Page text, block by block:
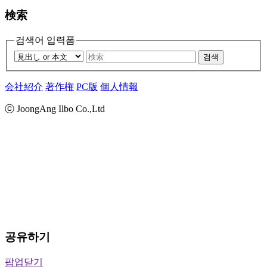
検索
검색어 입력폼
검색
会社紹介 著作権 PC版 個人情報
ⓒ JoongAng Ilbo Co.,Ltd
공유하기
팝업닫기